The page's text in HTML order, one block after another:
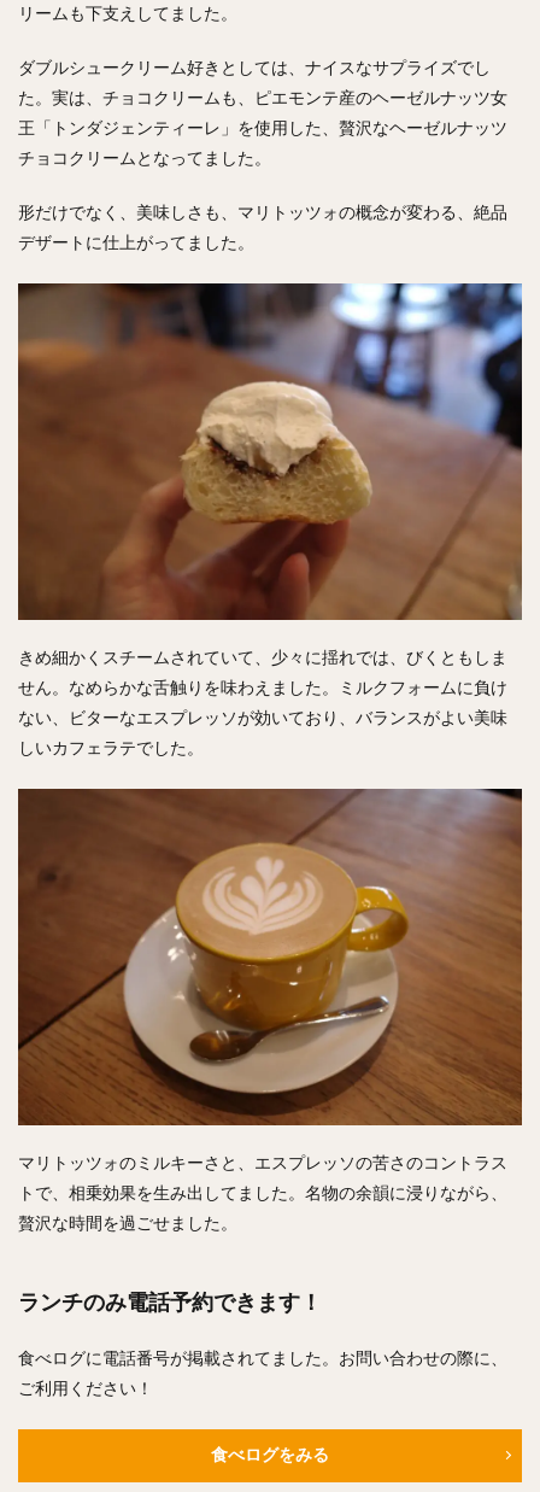
リームも下支えしてました。
ダブルシュークリーム好きとしては、ナイスなサプライズでし
た。実は、チョコクリームも、ピエモンテ産のヘーゼルナッツ女
王「トンダジェンティーレ」を使用した、贅沢なヘーゼルナッツ
チョコクリームとなってました。
形だけでなく、美味しさも、マリトッツォの概念が変わる、絶品
デザートに仕上がってました。
きめ細かくスチームされていて、少々に揺れでは、びくともしま
せん。なめらかな舌触りを味わえました。ミルクフォームに負け
ない、ビターなエスプレッソが効いており、バランスがよい美味
しいカフェラテでした。
マリトッツォのミルキーさと、エスプレッソの苦さのコントラス
トで、相乗効果を生み出してました。名物の余韻に浸りながら、
贅沢な時間を過ごせました。
ランチのみ電話予約できます！
食べログに電話番号が掲載されてました。お問い合わせの際に、
ご利用ください！
食べログをみる